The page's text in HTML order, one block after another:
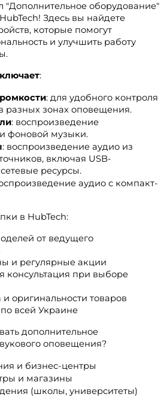
"Дополнительное оборудование"
Здесь вы найдете
которые помогут
и улучшить работу
:
: для удобного контроля
разных зонах оповещения.
: воспроизведение
фоновой музыки.
: воспроизведение аудио из
включая USB-
ресурсы.
аудио с компакт-
в HubTech:
от ведущего
и регулярные акции
консультация при выборе
и оригинальности товаров
по всей Украине
дополнительное
оповещения?
и бизнес-центры
и магазины
(школы, университеты)